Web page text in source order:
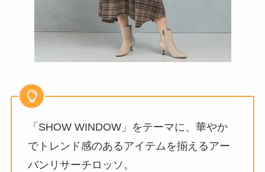
「SHOW WINDOW」をテーマに、華やか
でトレンド感のあるアイテムを揃えるアー
バンリサーチロッソ。